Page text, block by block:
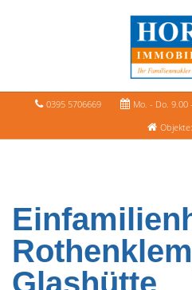
0395 5706669
Mo. - Do. 9.00
Glashütte